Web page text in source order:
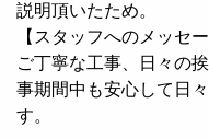
説明頂いたため。
【スタッフへのメッセー
ご丁寧な工事、日々の
事期間中も安心して日
す。